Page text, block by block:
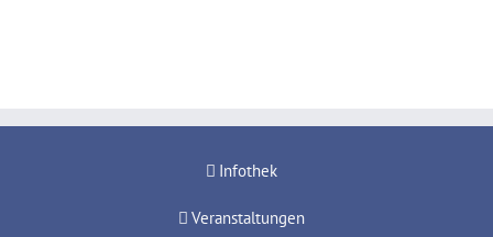
Infothek
Veranstaltungen